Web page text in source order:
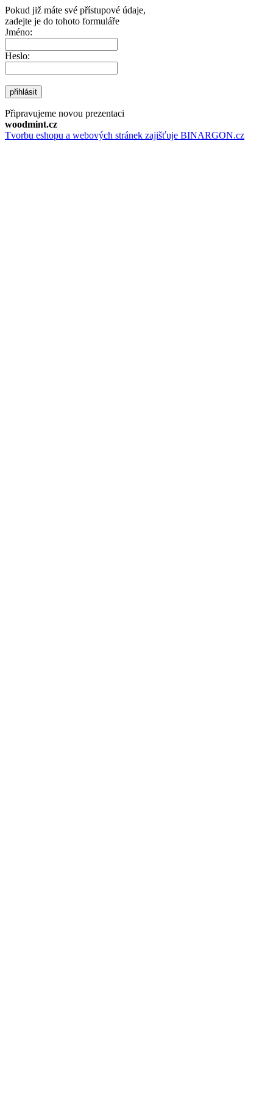
Pokud již máte své přístupové údaje,
zadejte je do tohoto formuláře
Jméno:
Heslo:
přihlásit
Připravujeme novou prezentaci
woodmint.cz
Tvorbu eshopu a webových stránek zajišťuje BINARGON.cz